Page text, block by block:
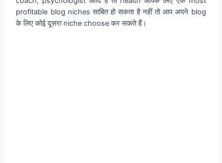
profitable blog niches साबित हो सकता है नहीं तो आप अपने blog
के लिए कोई दूसरा niche choose कर सकते हैं।